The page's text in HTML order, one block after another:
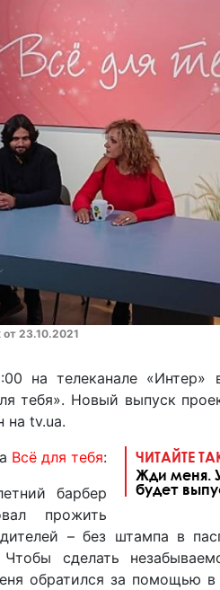
от 23.10.2021
на телеканале
тебя». Новый выпуск
на tv.ua.
ЧИТАЙТЕ
Жди меня.
будет
Всё для тебя:
барбер
прожить
– без штампа в
сделать
обратился за помощью